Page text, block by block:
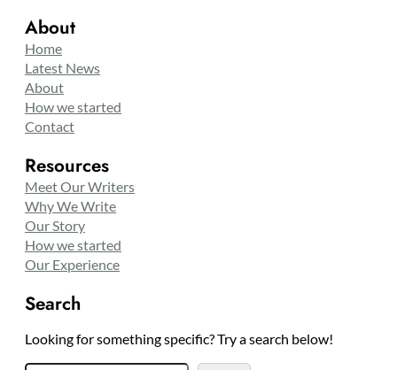
About
Home
Latest News
About
How we started
Contact
Resources
Meet Our Writers
Why We Write
Our Story
How we started
Our Experience
Search
Looking for something specific? Try a search below!